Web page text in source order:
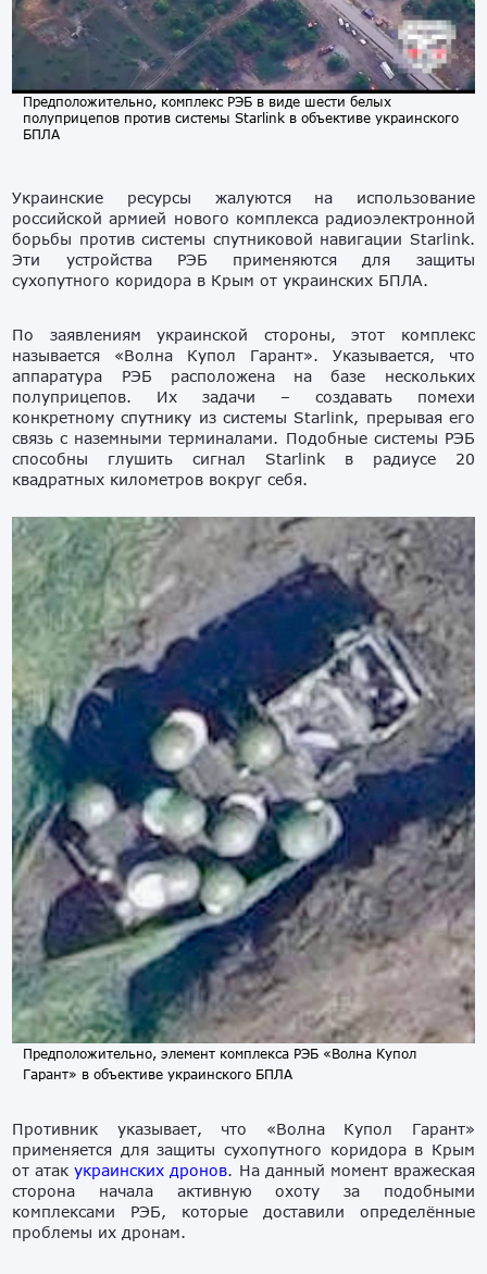
Предположительно, комплекс РЭБ в виде шести белых
полуприцепов против системы Starlink в объективе украинского
БПЛА
Украинские ресурсы жалуются на использование
российской армией нового комплекса радиоэлектронной
борьбы против системы спутниковой навигации Starlink.
Эти устройства РЭБ применяются для защиты
сухопутного коридора в Крым от украинских БПЛА.
По заявлениям украинской стороны, этот комплекс
называется «Волна Купол Гарант». Указывается, что
аппаратура РЭБ расположена на базе нескольких
полуприцепов. Их задачи – создавать помехи
конкретному спутнику из системы Starlink, прерывая его
связь с наземными терминалами. Подобные системы РЭБ
способны глушить сигнал Starlink в радиусе 20
квадратных километров вокруг себя.
Предположительно, элемент комплекса РЭБ «Волна Купол
Гарант» в объективе украинского БПЛА
Противник указывает, что «Волна Купол Гарант»
применяется для защиты сухопутного коридора в Крым
от атакукраинских дронов. На данный момент вражеская
сторона начала активную охоту за подобными
комплексами РЭБ, которые доставили определённые
проблемы их дронам.